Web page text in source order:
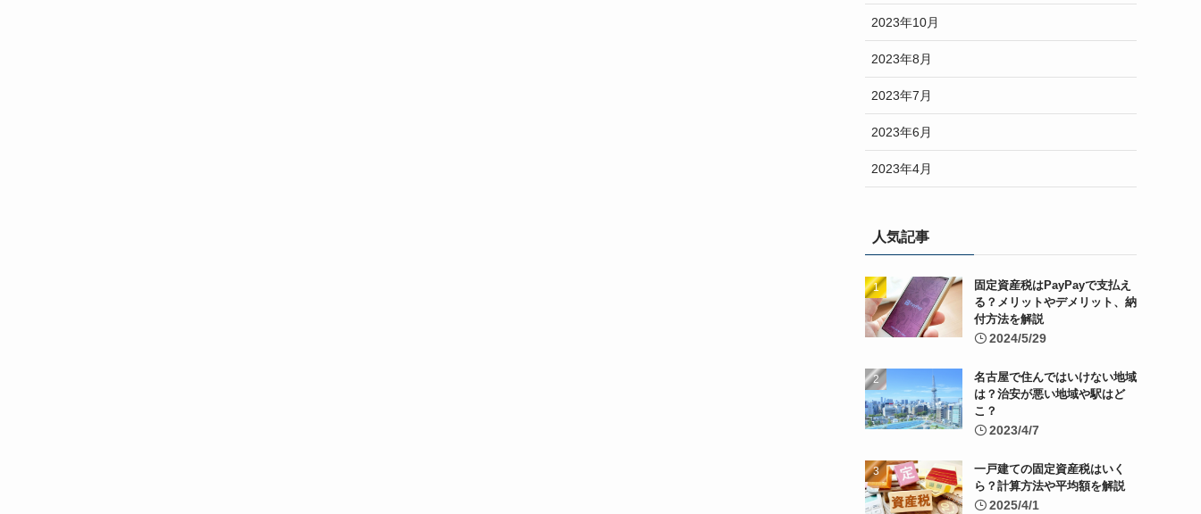
2023年10月
2023年8月
2023年7月
2023年6月
2023年4月
人気記事
固定資産税はPayPayで支払え
る？メリットやデメリット、納
付方法を解説
2024/5/29
名古屋で住んではいけない地域
は？治安が悪い地域や駅はど
こ？
2023/4/7
一戸建ての固定資産税はいく
ら？計算方法や平均額を解説
2025/4/1